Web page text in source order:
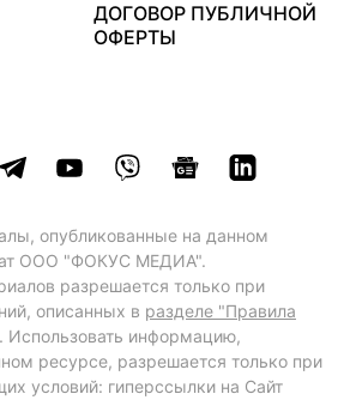
ДОГОВОР ПУБЛИЧНОЙ
ОФЕРТЫ
опубликованные на данном
ООО "ФОКУС МЕДИА".
разрешается только при
описанных в разделе "Правила
. Использовать информацию,
ресурсе, разрешается только при
условий: гиперссылки на Сайт